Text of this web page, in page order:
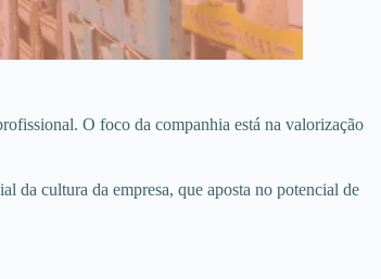
O foco da companhia está na valorização
da cultura da empresa, que aposta no potencial de